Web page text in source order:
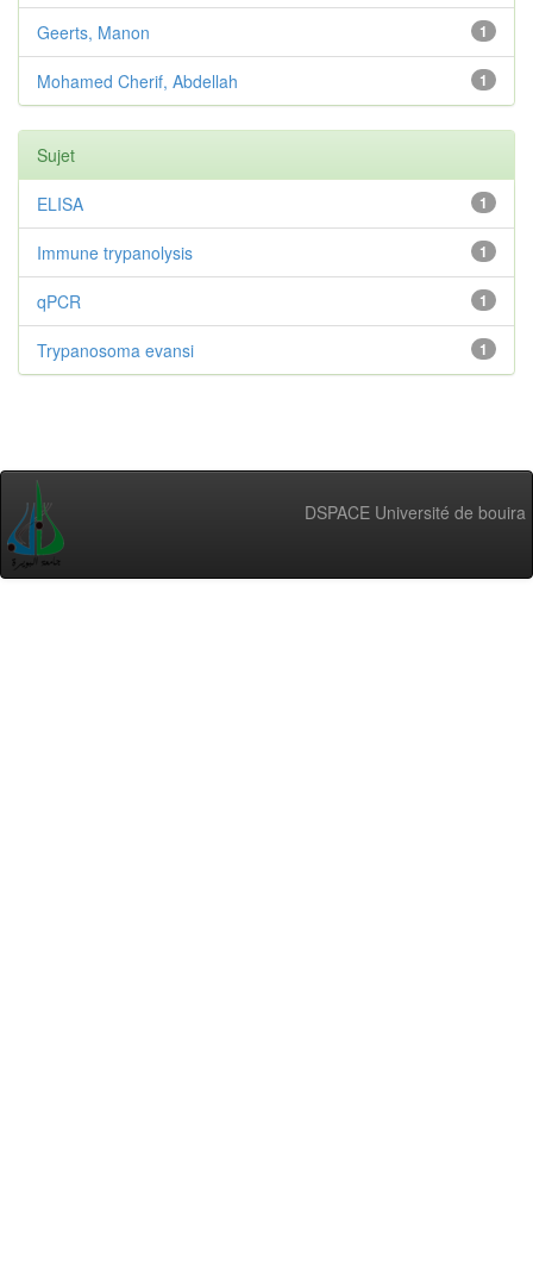
1
Geerts, Manon
1
Mohamed Cherif, Abdellah
Sujet
1
ELISA
1
Immune trypanolysis
1
qPCR
1
Trypanosoma evansi
DSPACE Université de bouira